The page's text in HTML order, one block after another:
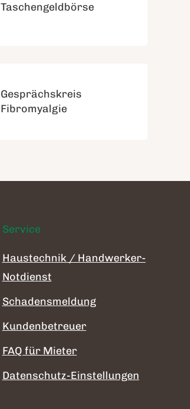
Taschengeldbörse
Gesprächskreis
Fibromyalgie
Service
Haustechnik / Handwerker-
Notdienst
Schadensmeldung
Kundenbetreuer
FAQ für Mieter
Datenschutz-Einstellungen